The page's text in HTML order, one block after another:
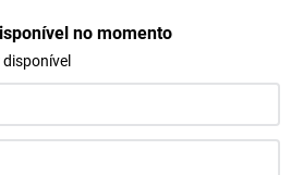
no momento